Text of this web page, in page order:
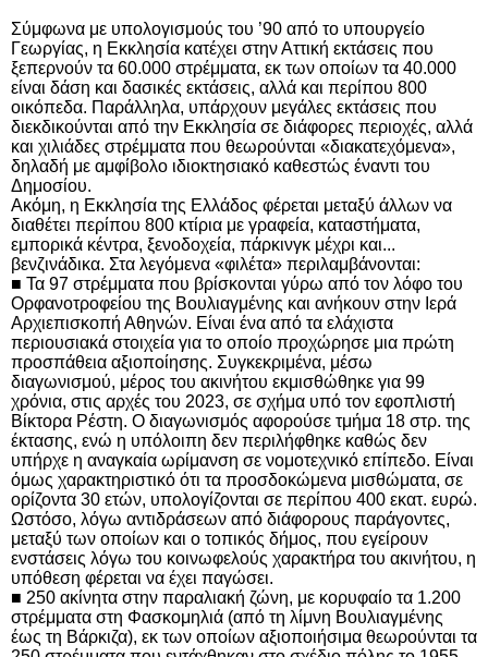
Σύμφωνα με υπολογισμούς του ’90 από το υπουργείο
Γεωργίας, η Εκκλησία κατέχει στην Αττική εκτάσεις που
ξεπερνούν τα 60.000 στρέμματα, εκ των οποίων τα 40.000
είναι δάση και δασικές εκτάσεις, αλλά και περίπου 800
οικόπεδα. Παράλληλα, υπάρχουν μεγάλες εκτάσεις που
διεκδικούνται από την Εκκλησία σε διάφορες περιοχές, αλλά
και χιλιάδες στρέμματα που θεωρούνται «διακατεχόμενα»,
δηλαδή με αμφίβολο ιδιοκτησιακό καθεστώς έναντι του
Δημοσίου.
Ακόμη, η Εκκλησία της Ελλάδος φέρεται μεταξύ άλλων να
διαθέτει περίπου 800 κτίρια με γραφεία, καταστήματα,
εμπορικά κέντρα, ξενοδοχεία, πάρκινγκ μέχρι και...
βενζινάδικα. Στα λεγόμενα «φιλέτα» περιλαμβάνονται:
■ Τα 97 στρέμματα που βρίσκονται γύρω από τον λόφο του
Ορφανοτροφείου της Βουλιαγμένης και ανήκουν στην Ιερά
Αρχιεπισκοπή Αθηνών. Είναι ένα από τα ελάχιστα
περιουσιακά στοιχεία για το οποίο προχώρησε μια πρώτη
προσπάθεια αξιοποίησης. Συγκεκριμένα, μέσω
διαγωνισμού, μέρος του ακινήτου εκμισθώθηκε για 99
χρόνια, στις αρχές του 2023, σε σχήμα υπό τον εφοπλιστή
Βίκτορα Ρέστη. Ο διαγωνισμός αφορούσε τμήμα 18 στρ. της
έκτασης, ενώ η υπόλοιπη δεν περιλήφθηκε καθώς δεν
υπήρχε η αναγκαία ωρίμανση σε νομοτεχνικό επίπεδο. Είναι
όμως χαρακτηριστικό ότι τα προσδοκώμενα μισθώματα, σε
ορίζοντα 30 ετών, υπολογίζονται σε περίπου 400 εκατ. ευρώ.
Ωστόσο, λόγω αντιδράσεων από διάφορους παράγοντες,
μεταξύ των οποίων και ο τοπικός δήμος, που εγείρουν
ενστάσεις λόγω του κοινωφελούς χαρακτήρα του ακινήτου, η
υπόθεση φέρεται να έχει παγώσει.
■ 250 ακίνητα στην παραλιακή ζώνη, με κορυφαίο τα 1.200
στρέμματα στη Φασκομηλιά (από τη λίμνη Βουλιαγμένης
έως τη Βάρκιζα), εκ των οποίων αξιοποιήσιμα θεωρούνται τα